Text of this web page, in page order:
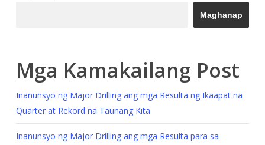
Maghanap
Mga Kamakailang Post
Inanunsyo ng Major Drilling ang mga Resulta ng Ikaapat na
Quarter at Rekord na Taunang Kita
Inanunsyo ng Major Drilling ang mga Resulta para sa